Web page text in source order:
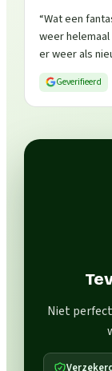
“Wat een
weer
er weer als
Geverifieerd
Niet